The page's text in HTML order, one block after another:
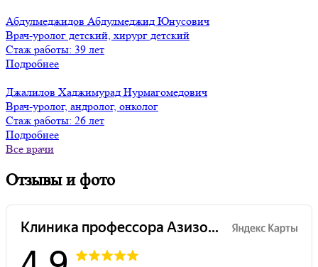
Абдулмеджидов Абдулмеджид Юнусович
Врач-уролог детский, хирург детский
Стаж работы: 39 лет
Подробнее
Джалилов Хаджимурад Нурмагомедович
Врач-уролог, андролог, онколог
Стаж работы: 26 лет
Подробнее
Все врачи
Отзывы и фото